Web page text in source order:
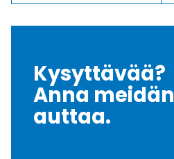
Kysyttävää?
Anna meidän
auttaa.